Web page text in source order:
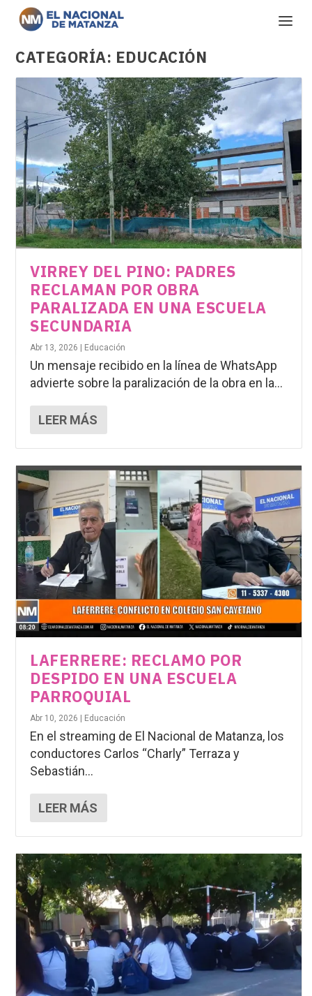
CATEGORÍA: EDUCACIÓN
VIRREY DEL PINO: PADRES
RECLAMAN POR OBRA
PARALIZADA EN UNA ESCUELA
SECUNDARIA
Abr 13, 2026 Educación
Un mensaje recibido en la línea de WhatsApp
advierte sobre la paralización de la obra en la...
LEER MÁS
LAFERRERE: RECLAMO POR
DESPIDO EN UNA ESCUELA
PARROQUIAL
Abr 10, 2026 | Educación
En el streaming de El Nacional de Matanza, los
conductores Carlos “Charly” Terraza y
Sebastián...
LEER MÁS